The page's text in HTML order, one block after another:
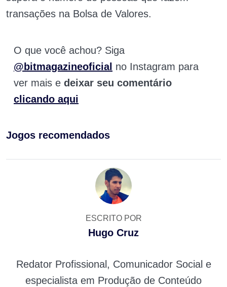
transações na Bolsa de Valores.
O que você achou? Siga
@bitmagazineoficial no Instagram para
ver mais e deixar seu comentário
clicando aqui
Jogos recomendados
ESCRITO POR
Hugo Cruz
Redator Profissional, Comunicador Social e
especialista em Produção de Conteúdo